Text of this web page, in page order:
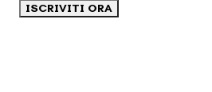
ISCRIVITI ORA